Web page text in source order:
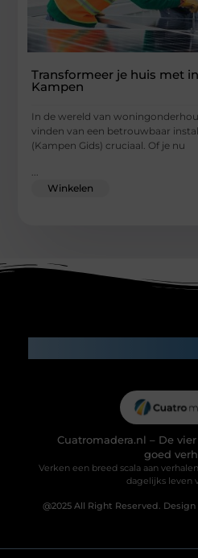
Transformeer je huis met
Kampen
In de wereld van
vinden van een betrouwbaar
(Kampen Gids) cruciaal. Of je nu
Winkelen
Cuatromadera.nl – De
goed
Verken een breed scala aan
dagelijks leven
@2025 All Right Reserved. Design